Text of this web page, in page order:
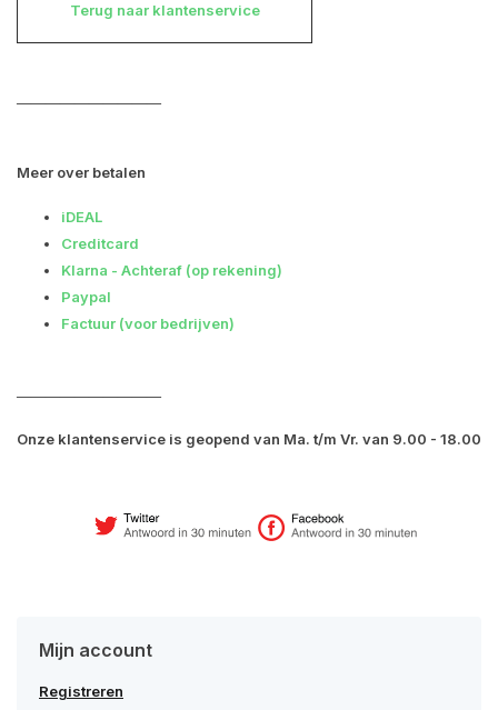
Terug naar klantenservice
――――――――――
Meer over betalen
iDEAL
Creditcard
Klarna - Achteraf (op rekening)
Paypal
Factuur (voor bedrijven)
――――――――――
Onze klantenservice is geopend van Ma. t/m Vr. van 9.00 - 18.00
Mijn account
Registreren